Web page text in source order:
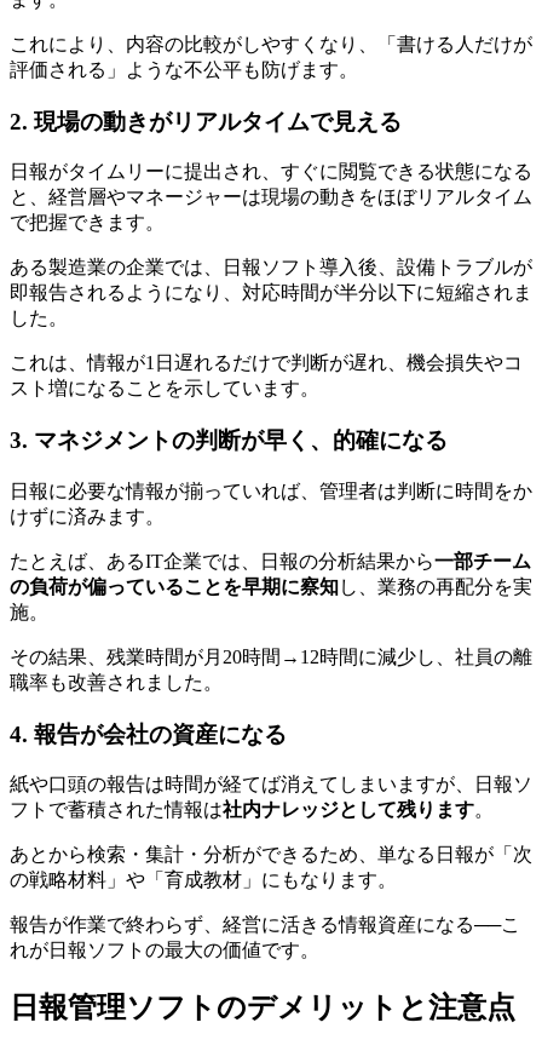
これにより、内容の比較がしやすくなり、「書ける人だけが
評価される」ような不公平も防げます。
2. 現場の動きがリアルタイムで見える
日報がタイムリーに提出され、すぐに閲覧できる状態になる
と、経営層やマネージャーは現場の動きをほぼリアルタイム
で把握できます。
ある製造業の企業では、日報ソフト導入後、設備トラブルが
即報告されるようになり、対応時間が半分以下に短縮されま
した。
これは、情報が1日遅れるだけで判断が遅れ、機会損失やコ
スト増になることを示しています。
3. マネジメントの判断が早く、的確になる
日報に必要な情報が揃っていれば、管理者は判断に時間をか
けずに済みます。
たとえば、あるIT企業では、日報の分析結果から一部チーム
の負荷が偏っていることを早期に察知し、業務の再配分を実
施。
その結果、残業時間が月20時間→12時間に減少し、社員の離
職率も改善されました。
4. 報告が会社の資産になる
紙や口頭の報告は時間が経てば消えてしまいますが、日報ソ
フトで蓄積された情報は社内ナレッジとして残ります。
あとから検索・集計・分析ができるため、単なる日報が「次
の戦略材料」や「育成教材」にもなります。
報告が作業で終わらず、経営に活きる情報資産になる──こ
れが日報ソフトの最大の価値です。
日報管理ソフトのデメリットと注意点